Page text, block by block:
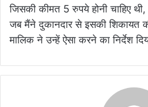
जिसकी कीमत 5 रुपये होनी चाहिए
जब मैंने दुकानदार से इसकी शिकायत
मालिक ने उन्हें ऐसा करने का निर्देश